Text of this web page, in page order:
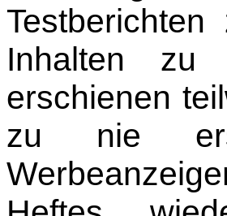
Inhalten zu
erschienen
zu nie